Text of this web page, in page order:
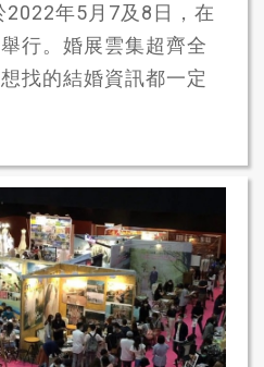
年5月7及8日，在
行。婚展雲集超齊全
找的結婚資訊都一定